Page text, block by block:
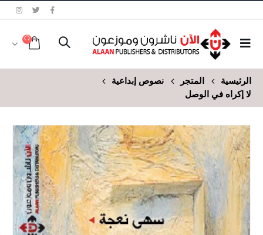
الرئيسية المتجر
نصوص إبداعية
لا إكراه في الوصل